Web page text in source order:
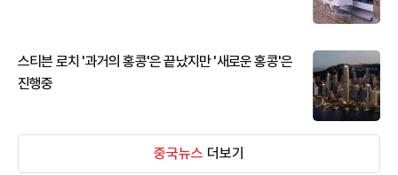
스티븐 로치 '과거의 홍콩'은 끝났지만 '새로운 홍콩'은
진행중
중국뉴스 더보기